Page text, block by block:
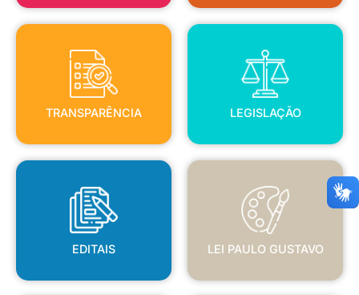
TRANSPARÊNCIA
TRANSPARÊNCIA
LEGISLAÇÃO
LEGISLAÇÃO
EDITAIS
EDITAIS
LEI PAULO GUSTAVO
LEI PAULO GUSTAVO